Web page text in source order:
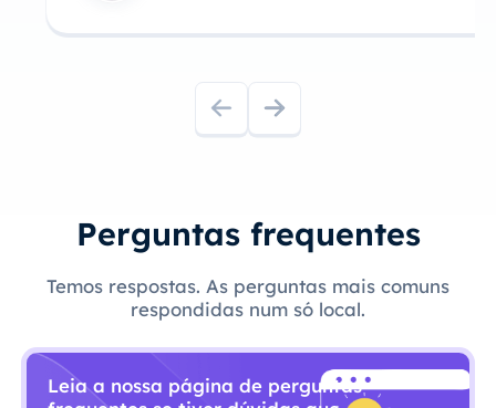
Perguntas frequentes
Temos respostas. As perguntas mais comuns
respondidas num só local.
Leia a nossa página de perguntas